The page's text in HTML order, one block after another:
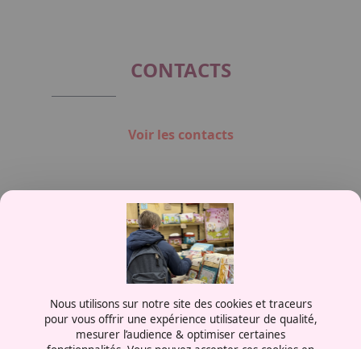
CONTACTS
Voir les contacts
0387556600
Rue de la Grange aux Bois
Nous utilisons sur notre site des cookies et traceurs
pour vous offrir une expérience utilisateur de qualité,
mesurer l’audience & optimiser certaines